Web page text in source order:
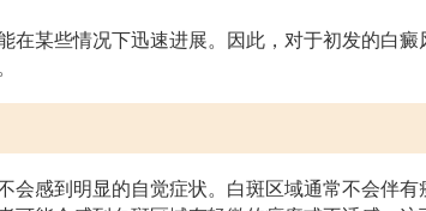
在某些情况下迅速进展。因此，对于初发的白癜
会感到明显的自觉症状。白斑区域通常不会伴